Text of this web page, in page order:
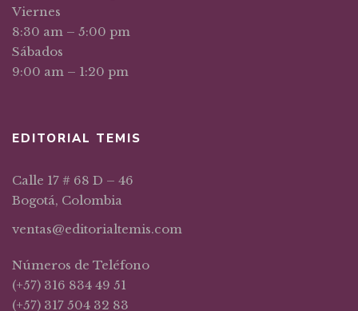
Viernes
8:30 am – 5:00 pm
Sábados
9:00 am – 1:20 pm
EDITORIAL TEMIS
Calle 17 # 68 D – 46
Bogotá, Colombia
ventas@editorialtemis.com
Números de Teléfono
(+57) 316 834 49 51
(+57) 317 504 32 83